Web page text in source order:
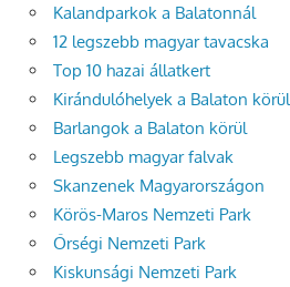
Kalandparkok a Balatonnál
12 legszebb magyar tavacska
Top 10 hazai állatkert
Kirándulóhelyek a Balaton körül
Barlangok a Balaton körül
Legszebb magyar falvak
Skanzenek Magyarországon
Körös-Maros Nemzeti Park
Őrségi Nemzeti Park
Kiskunsági Nemzeti Park